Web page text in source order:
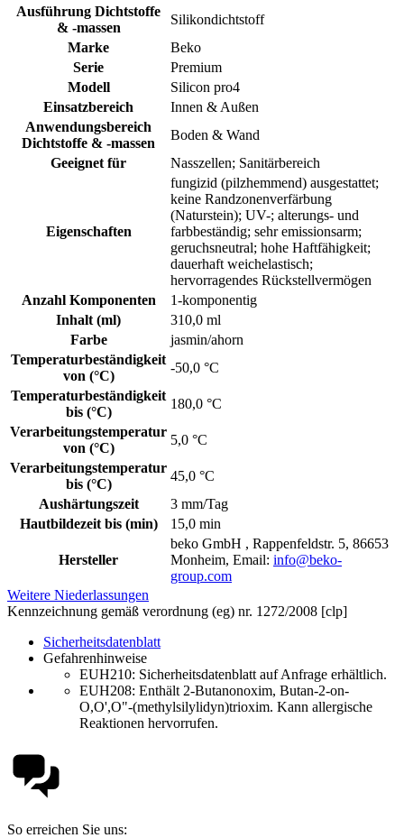
Ausführung Dichtstoffe
& -massen
Silikondichtstoff
Marke
Beko
Serie
Premium
Modell
Silicon pro4
Einsatzbereich
Innen & Außen
Anwendungsbereich
Dichtstoffe & -massen
Boden & Wand
Geeignet für
Nasszellen; Sanitärbereich
Eigenschaften
fungizid (pilzhemmend) ausgestattet;
keine Randzonenverfärbung
(Naturstein); UV-; alterungs- und
farbbeständig; sehr emissionsarm;
geruchsneutral; hohe Haftfähigkeit;
dauerhaft weichelastisch;
hervorragendes Rückstellvermögen
Anzahl Komponenten
1-komponentig
Inhalt (ml)
310,0 ml
Farbe
jasmin/ahorn
Temperaturbeständigkeit
von (°C)
-50,0 °C
Temperaturbeständigkeit
bis (°C)
180,0 °C
Verarbeitungstemperatur
von (°C)
5,0 °C
Verarbeitungstemperatur
bis (°C)
45,0 °C
Aushärtungszeit
3 mm/Tag
Hautbildezeit bis (min)
15,0 min
Hersteller
beko GmbH , Rappenfeldstr. 5, 86653
Monheim, Email: info@beko-
group.com
Weitere Niederlassungen
Kennzeichnung gemäß verordnung (eg) nr. 1272/2008 [clp]
Sicherheitsdatenblatt
Gefahrenhinweise
EUH210: Sicherheitsdatenblatt auf Anfrage erhältlich.
EUH208: Enthält 2-Butanonoxim, Butan-2-on-
O,O',O"-(methylsilylidyn)trioxim. Kann allergische
Reaktionen hervorrufen.
So erreichen Sie uns: